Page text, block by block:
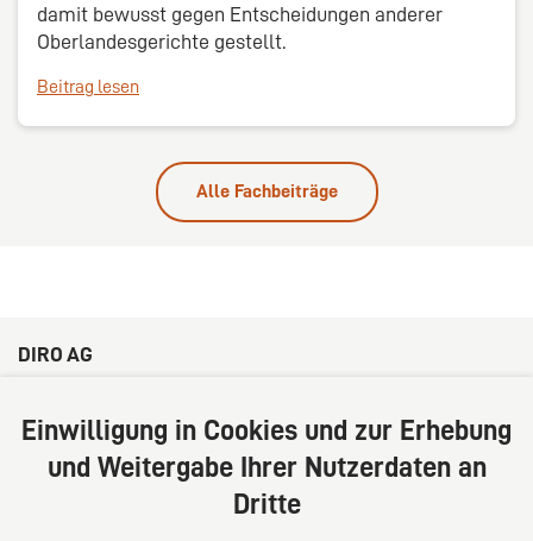
damit bewusst gegen Entscheidungen anderer
Oberlandesgerichte gestellt.
Beitrag lesen
Alle Fachbeiträge
DIRO AG
20354 Hamburg
Deutschland
Tel: +49 (0) 40 41352231
Einwilligung in Cookies und zur Erhebung
und Weitergabe Ihrer Nutzerdaten an
Dritte